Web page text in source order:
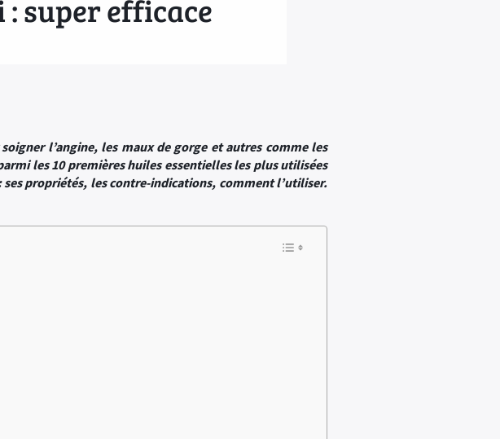
: super efficace
l’angine, les maux de gorge et autres comme les
les 10 premières huiles essentielles les plus utilisées
propriétés, les contre-indications, comment l’utiliser.